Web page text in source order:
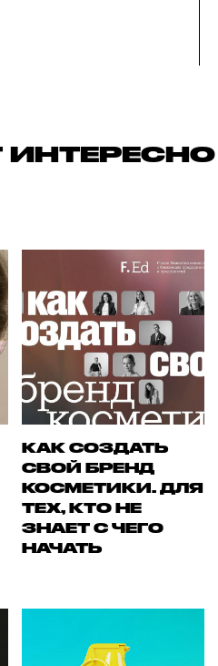
ИНТЕРЕСНО
КАК СОЗДАТЬ
СВОЙ БРЕНД
КОСМЕТИКИ. ДЛЯ
ТЕХ, КТО НЕ
ЗНАЕТ С ЧЕГО
НАЧАТЬ